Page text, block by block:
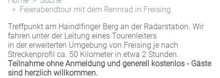
Feierabendtour mit dem Rennrad in Freising
Treffpunkt am Haindlfinger Berg an der Radarstation. Wir
fahren unter der Leitung eines Tourenleiters
in der erweiterten Umgebung von Freising je nach
Streckenprofil ca. 50 Kilometer in etwa 2 Stunden.
Teilnahme ohne Anmeldung und generell kostenlos - Gäste
sind herzlich willkommen.